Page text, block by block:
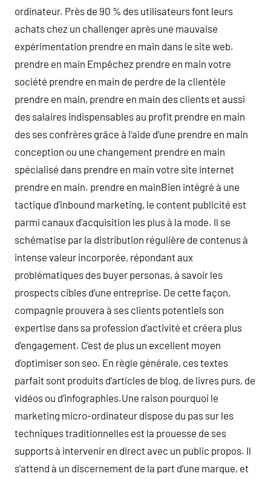
ordinateur. Près de 90 % des utilisateurs font leurs
achats chez un challenger après une mauvaise
expérimentation prendre en main dans le site web.
prendre en main Empêchez prendre en main votre
société prendre en main de perdre de la clientèle
prendre en main, prendre en main des clients et aussi
des salaires indispensables au profit prendre en main
des ses confrères grâce à l’aide d’une prendre en main
conception ou une changement prendre en main
spécialisé dans prendre en main votre site internet
prendre en main. prendre en mainBien intégré à une
tactique d’inbound marketing, le content publicité est
parmi canaux d’acquisition les plus à la mode. Il se
schématise par la distribution régulière de contenus à
intense valeur incorporée, répondant aux
problématiques des buyer personas, à savoir les
prospects cibles d’une entreprise. De cette façon,
compagnie prouvera à ses clients potentiels son
expertise dans sa profession d’activité et créera plus
d’engagement. C’est de plus un excellent moyen
d’optimiser son seo. En règle générale, ces textes
parfait sont produits d’articles de blog, de livres purs, de
vidéos ou d’infographies.Une raison pourquoi le
marketing micro-ordinateur dispose du pas sur les
techniques traditionnelles est la prouesse de ses
supports à intervenir en direct avec un public propos. Il
s’attend à un discernement de la part d’une marque, et